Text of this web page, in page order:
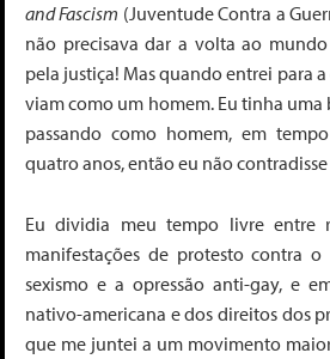
and Fascism (Juventude Contra a
não precisava dar a volta ao
pela justiça! Mas quando entrei para
viam como um homem. Eu tinha uma
passando como homem, em
quatro anos, então eu não contradisse
Eu dividia meu tempo livre entre
manifestações de protesto contra
sexismo e a opressão anti-gay, e
nativo-americana e dos direitos dos
que me juntei a um movimento